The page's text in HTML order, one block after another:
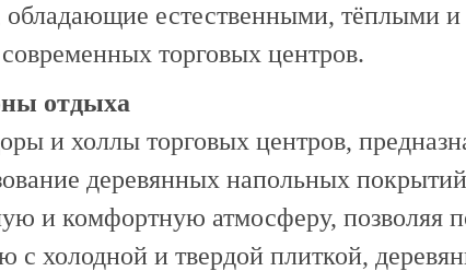
естественными, тёплыми
торговых центров.
отдыха
и холлы торговых центров,
деревянных напольных
и комфортную атмосферу, позволяя
с холодной и твердой плиткой,